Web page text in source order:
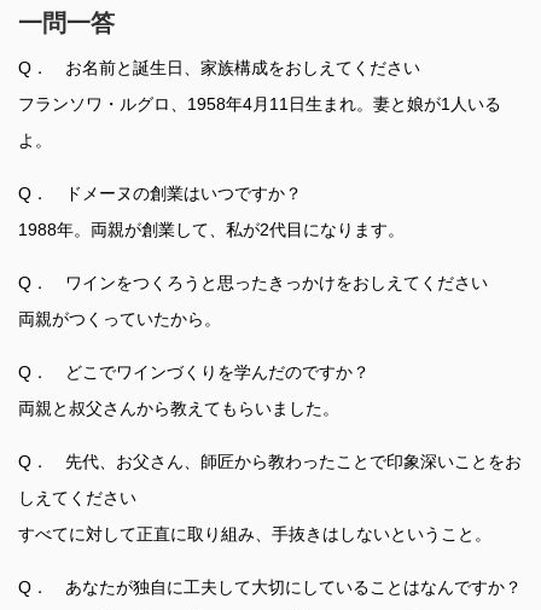
一問一答
Q． お名前と誕生日、家族構成をおしえてください
フランソワ・ルグロ、1958年4月11日生まれ。妻と娘が1人いる
よ。
Q． ドメーヌの創業はいつですか？
1988年。両親が創業して、私が2代目になります。
Q． ワインをつくろうと思ったきっかけをおしえてください
両親がつくっていたから。
Q． どこでワインづくりを学んだのですか？
両親と叔父さんから教えてもらいました。
Q． 先代、お父さん、師匠から教わったことで印象深いことをお
しえてください
すべてに対して正直に取り組み、手抜きはしないということ。
Q． あなたが独自に工夫して大切にしていることはなんですか？